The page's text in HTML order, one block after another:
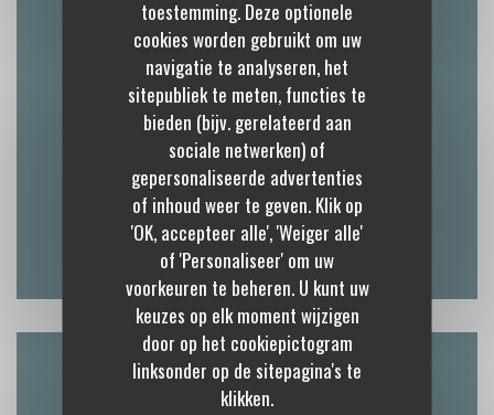
toestemming. Deze optionele
cookies worden gebruikt om uw
navigatie te analyseren, het
sitepubliek te meten, functies te
bieden (bijv. gerelateerd aan
sociale netwerken) of
gepersonaliseerde advertenties
of inhoud weer te geven. Klik op
'OK, accepteer alle', 'Weiger alle'
of 'Personaliseer' om uw
voorkeuren te beheren. U kunt uw
keuzes op elk moment wijzigen
door op het cookiepictogram
linksonder op de sitepagina's te
klikken.
Plattegrond en Contact
41 rue Royale 77300 Fontainebleau
01 64 69 34 34
Facebook ((opent in een nieuw
Instagram ((opent in een
Neem contact met ons op